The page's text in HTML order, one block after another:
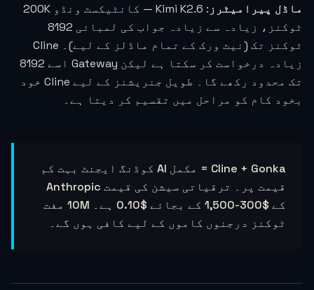
ماڈل پیرامیٹرز
: Kimi K2.6 — کانٹیکسٹ ونڈو 200K
ٹوکنز، زیادہ سے زیادہ جواب کی لمبائی 8192
ٹوکنز تک (نیٹ ورک کے تمام ماڈلز کے لیے)۔ Cline
زیادہ درخواست کر سکتا ہے لیکن Gateway اسے 8192
تک محدود رکھے گا۔ طویل جنریشنز کے لیے Cline خود
بخود کام کو مراحل میں تقسیم کر دیتا ہے۔
Cline + Gonka = مکمل AI کوڈنگ ایجنٹ بہت کم
قیمت پر۔ ترقیاتی سیشن کی قیمت Anthropic
کے $300-1,500 کے بجائے $0.10 ہے۔ 10M مفت
ٹوکنز درجنوں کاموں کے لیے کافی ہوں گے۔